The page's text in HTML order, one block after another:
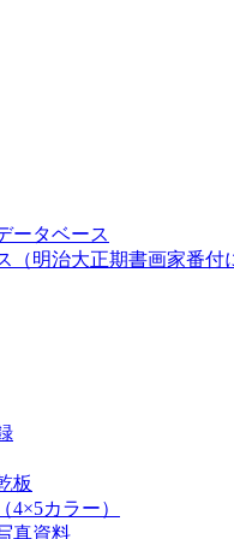
ータベース
（明治大正期書画家番付
板
カラー）
真資料